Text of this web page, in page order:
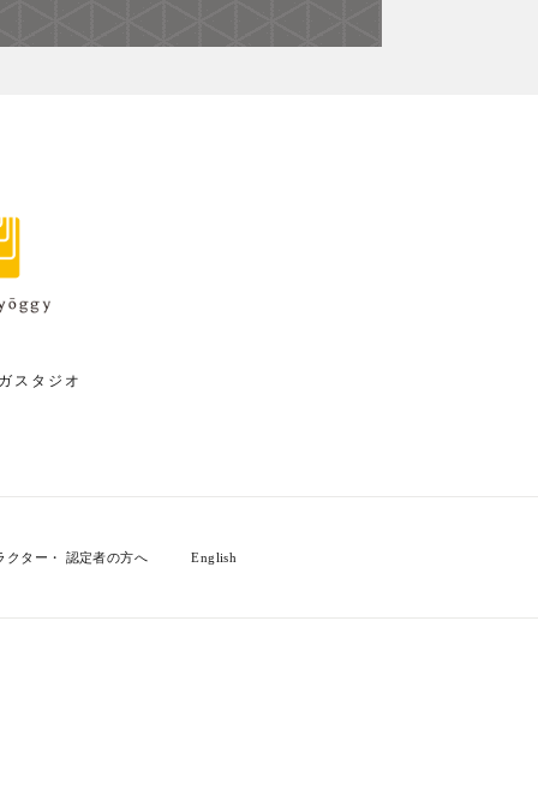
スタジオ
クター・ 認定者の方へ English